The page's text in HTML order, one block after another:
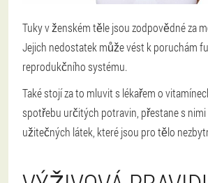
Tuky v ženském těle jsou zodpovědné za
Jejich nedostatek může vést k poruchám
reprodukčního systému.
Také stojí za to mluvit s lékařem o
spotřebu určitých potravin, přestane s
užitečných látek, které jsou pro tělo